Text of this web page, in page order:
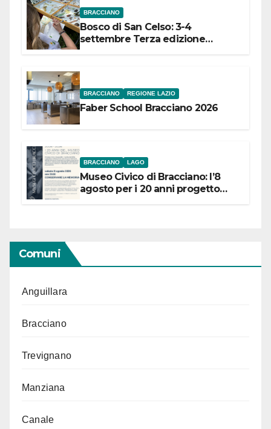
BRACCIANO
Bosco di San Celso: 3-4
settembre Terza edizione
BRACCIANO REGIONE LAZIO
Faber School Bracciano 2026
BRACCIANO LAGO
Museo Civico di Bracciano: l’8
agosto per i 20 anni progetto
Comuni
Anguillara
Bracciano
Trevignano
Manziana
Canale